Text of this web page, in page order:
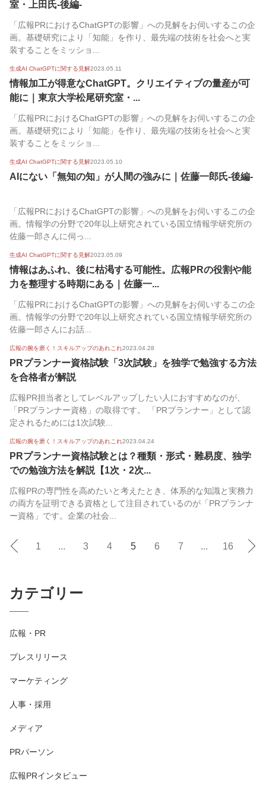
室・上田氏-後編-
「広報PRにおけるChatGPTの影響」への見解をお伺いするこの企
画。基礎研究により「知能」を作り、最先端の技術を社会へと実
装することをミッショ...
生成AI ChatGPTに関する見解2023.05.11
情報加工が得意なChatGPT。クリエイティブの量産が可
能に｜東京大学松尾研究室・...
「広報PRにおけるChatGPTの影響」への見解をお伺いするこの企
画。基礎研究により「知能」を作り、最先端の技術を社会へと実
装することをミッショ...
生成AI ChatGPTに関する見解2023.05.10
AIにない「無知の知」が人間の強みに｜佐藤一郎氏-後編-
「広報PRにおけるChatGPTの影響」への見解をお伺いするこの企
画。情報学の分野で20年以上研究されている国立情報学研究所の
佐藤一郎さんに伺っ...
生成AI ChatGPTに関する見解2023.05.09
情報はあふれ、後に枯渇する可能性。広報PRの役割や能
力を整理する時期にある｜佐藤一...
「広報PRにおけるChatGPTの影響」への見解をお伺いするこの企
画。情報学の分野で20年以上研究されている国立情報学研究所の
佐藤一郎さんにお話...
広報の腕を磨く！スキルアップのあれこれ2023.04.28
PRプランナー資格試験「3次試験」を独学で勉強する方法
を合格者が解説
広報PR担当者としてレベルアップしたい人におすすめなのが、
「PRプランナー資格」の取得です。 「PRプランナー」として認
定されるためには1次試験...
広報の腕を磨く！スキルアップのあれこれ2023.04.24
PRプランナー資格試験とは？種類・形式・難易度、独学
での勉強方法を解説【1次・2次...
広報PRの専門性を高めたいと考えたとき、体系的な知識と実務力
の両方を証明できる資格として注目されているのが「PRプランナ
ー資格」です。企業の社会...
1 ... 3 4 5 6 7 ... 16
カテゴリー
広報・PR
プレスリリース
マーケティング
人事・採用
メディア
PRパーソン
広報PRインタビュー